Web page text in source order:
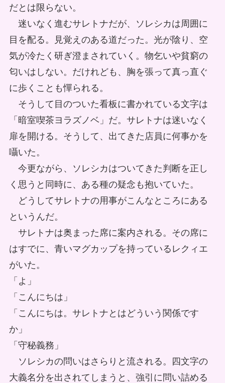
だとは限らない。
迷いなく進むサレトナだが、ソレシカは周囲に
目を配る。見覚えのある道だった。光が陰り、空
気が冷たく研ぎ澄まされていく。物乞いや貧窮の
匂いはしない。だけれども、胸を張って真っ直ぐ
に歩くことも憚られる。
そうして目のついた看板に書かれている文字は
「暗室喫茶ヨラズノベ」だ。サレトナは迷いなく
扉を開ける。そうして、出てきた店員に何事かを
囁いた。
今更ながら、ソレシカはついてきた判断を正し
く思うと同時に、ある種の疑念も抱いていた。
どうしてサレトナの用事がこんなところにある
というんだ。
サレトナは奥まった席に案内される。その席に
はすでに、青いマグカップを持っているレクィエ
がいた。
「よ」
「こんにちは」
「こんにちは。サレトナとはどういう関係です
か」
「守秘義務」
ソレシカの問いはさらりと流される。四文字の
大義名分を出されてしまうと、強引に問い詰める